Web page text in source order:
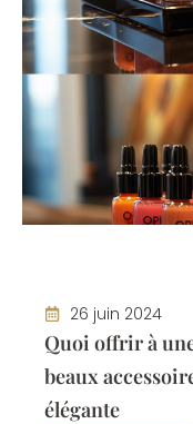
26 juin 2024
Quoi offrir à
beaux
élégante